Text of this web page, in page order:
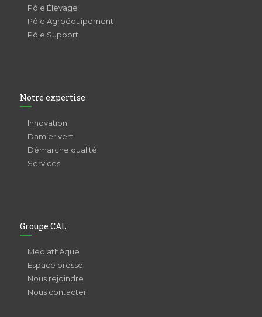
Pôle Élevage
Pôle Agroéquipement
Pôle Support
Notre expertise
Innovation
Damier vert
Démarche qualité
Services
Groupe CAL
Médiathèque
Espace presse
Nous rejoindre
Nous contacter